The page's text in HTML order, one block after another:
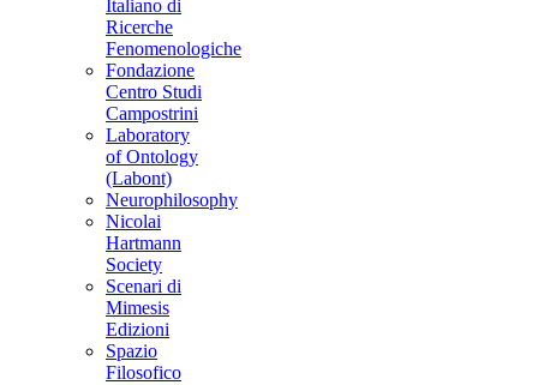
Italiano di
Ricerche
Fenomenologiche
Fondazione
Centro Studi
Campostrini
Laboratory
of Ontology
(Labont)
Neurophilosophy
Nicolai
Hartmann
Society
Scenari di
Mimesis
Edizioni
Spazio
Filosofico